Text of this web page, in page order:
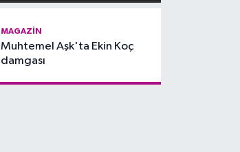
MAGAZIN
Muhtemel Aşk'ta Ekin Koç
damgası